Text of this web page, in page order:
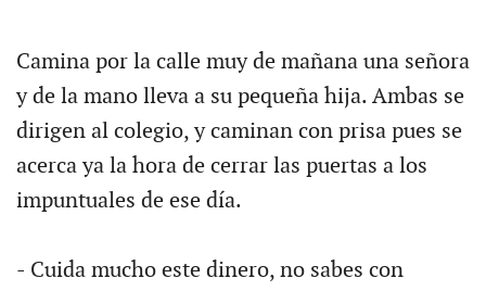
Camina por la calle muy de mañana una señora
y de la mano lleva a su pequeña hija. Ambas se
dirigen al colegio, y caminan con prisa pues se
acerca ya la hora de cerrar las puertas a los
impuntuales de ese día.
- Cuida mucho este dinero, no sabes con